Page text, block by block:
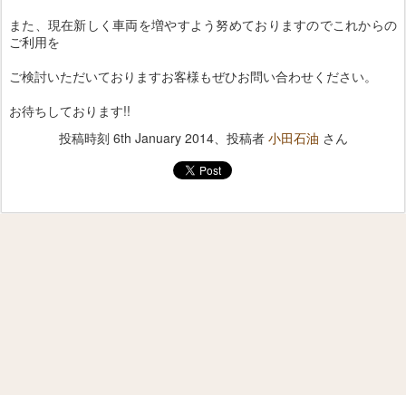
また、現在新しく車両を増やすよう努めておりますのでこれからの
ご利用を
ご検討いただいておりますお客様もぜひお問い合わせください。
お待ちしております!!
投稿時刻 6th January 2014、投稿者 小田石油 さん